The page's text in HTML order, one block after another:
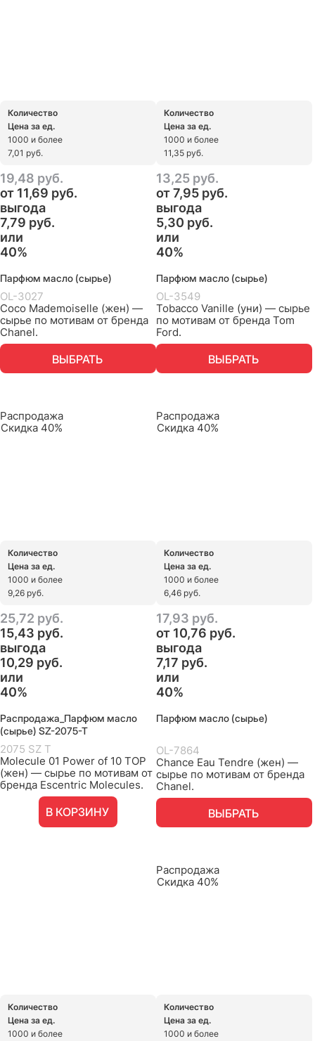
Количество
Цена за ед.
1000 и более
7,01 руб.
19,48 руб.
от 11,69 руб.
выгода
7,79 руб.
или
40%
Парфюм масло (сырье)
OL-3027
Coco Mademoiselle (жен) —
сырье по мотивам от бренда
Chanel.
ВЫБРАТЬ
Количество
Цена за ед.
1000 и более
11,35 руб.
13,25 руб.
от7,95 руб.
выгода
5,30 руб.
или
40%
Парфюм масло (сырье)
OL-3549
Tobacco Vanille (уни) — сырье
по мотивам от бренда Tom
Ford.
ВЫБРАТЬ
Распродажа
Скидка 40%
Количество
Цена за ед.
1000 и более
9,26 руб.
25,72 руб.
15,43 руб.
выгода
10,29 руб.
или
40%
Распродажа_Парфюм масло
(сырье) SZ-2075-T
2075 SZ T
Molecule 01 Power of 10 TOP
(жен) — сырье по мотивам от
бренда Escentric Molecules.
В КОРЗИНУ
Распродажа
Скидка 40%
Количество
Цена за ед.
1000 и более
6,46 руб.
17,93 руб.
от 10,76 руб.
выгода
7,17 руб.
или
40%
Парфюм масло (сырье)
OL-7864
Chance Eau Tendre (жен) —
сырье по мотивам от бренда
Chanel.
ВЫБРАТЬ
Количество
Цена за ед.
1000 и более
Распродажа
Скидка 40%
Количество
Цена за ед.
1000 и более